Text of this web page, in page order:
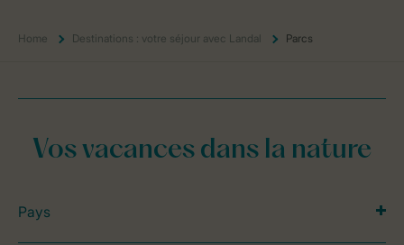
Home Destinations : votre séjour avec Landal Parcs
Vos vacances dans la nature
Pays